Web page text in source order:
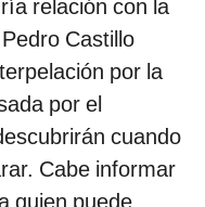
relación con la
Castillo
por la
por el
cuando
Cabe informar
quien puede